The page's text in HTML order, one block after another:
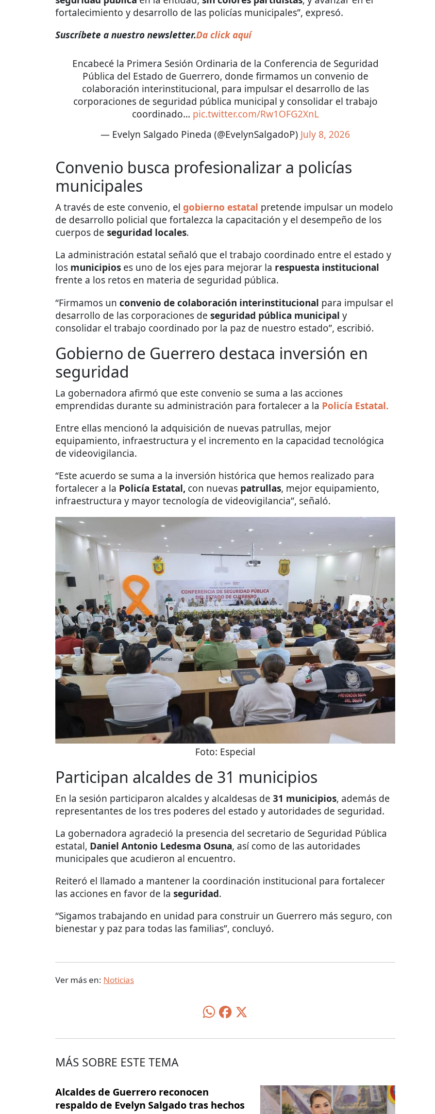
fortalecimiento y desarrollo de las policías municipales”, expresó.
Suscríbete a nuestro newsletter.Da click aquí
Encabecé la Primera Sesión Ordinaria de la Conferencia de Seguridad
Pública del Estado de Guerrero, donde firmamos un convenio de
colaboración interinstitucional, para impulsar el desarrollo de las
corporaciones de seguridad pública municipal y consolidar el trabajo
coordinado… pic.twitter.com/Rw1OFG2XnL
— Evelyn Salgado Pineda (@EvelynSalgadoP) July 8, 2026
Convenio busca profesionalizar a policías
municipales
A través de este convenio, el gobierno estatal pretende impulsar un modelo
de desarrollo policial que fortalezca la capacitación y el desempeño de los
cuerpos de seguridad locales.
La administración estatal señaló que el trabajo coordinado entre el estado y
los municipios es uno de los ejes para mejorar la respuesta institucional
frente a los retos en materia de seguridad pública.
“Firmamos un convenio de colaboración interinstitucional para impulsar el
desarrollo de las corporaciones de seguridad pública municipal y
consolidar el trabajo coordinado por la paz de nuestro estado”, escribió.
Gobierno de Guerrero destaca inversión en
seguridad
La gobernadora afirmó que este convenio se suma a las acciones
emprendidas durante su administración para fortalecer a la Policía Estatal.
Entre ellas mencionó la adquisición de nuevas patrullas, mejor
equipamiento, infraestructura y el incremento en la capacidad tecnológica
de videovigilancia.
“Este acuerdo se suma a la inversión histórica que hemos realizado para
fortalecer a la Policía Estatal, con nuevas patrullas, mejor equipamiento,
infraestructura y mayor tecnología de videovigilancia”, señaló.
Foto: Especial
Participan alcaldes de 31 municipios
En la sesión participaron alcaldes y alcaldesas de 31 municipios, además de
representantes de los tres poderes del estado y autoridades de seguridad.
La gobernadora agradeció la presencia del secretario de Seguridad Pública
estatal, Daniel Antonio Ledesma Osuna, así como de las autoridades
municipales que acudieron al encuentro.
Reiteró el llamado a mantener la coordinación institucional para fortalecer
las acciones en favor de la seguridad.
“Sigamos trabajando en unidad para construir un Guerrero más seguro, con
bienestar y paz para todas las familias”, concluyó.
Ver más en: Noticias
MÁS SOBRE ESTE TEMA
Alcaldes de Guerrero reconocen
respaldo de Evelyn Salgado tras hechos